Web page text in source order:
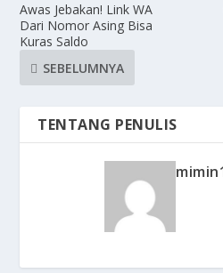
Awas Jebakan! Link WA
Dari Nomor Asing Bisa
Kuras Saldo
SEBELUMNYA
TENTANG PENULIS